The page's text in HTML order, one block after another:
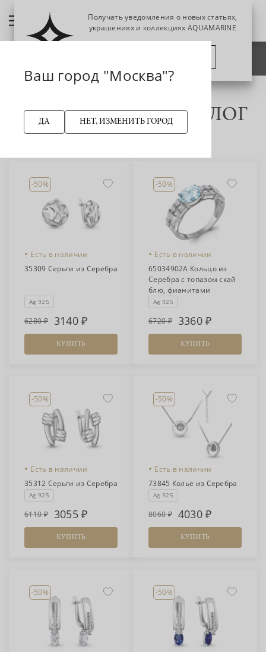
Главная страница
ЮВЕЛИРНЫЙ КАТАЛОГ
-50%
• Есть в наличии
35309 Серьги из Серебра
Ag 925
6280 3140
КУПИТЬ
-50%
• Есть в наличии
65034902А Кольцо из
Серебра с топазом скай
блю, фианитами
Ag 925
6720 3360
КУПИТЬ
-50%
• Есть в наличии
35312 Серьги из Серебра
Ag 925
6110 3055
КУПИТЬ
-50%
• Есть в наличии
73845 Колье из Серебра
Ag 925
8060 4030
КУПИТЬ
-50% -50%
Ваш город "Москва"?
ДА НЕТ, ИЗМЕНИТЬ ГОРОД
Получать уведомления о новых статьях,
украшениях и коллекциях AQUAMARINE